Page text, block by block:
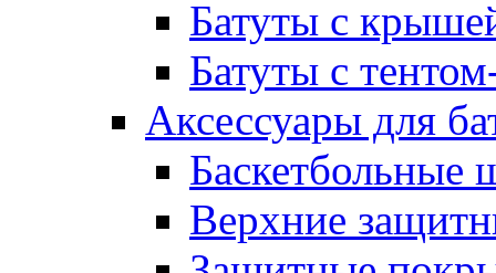
Батуты с
Батуты с
Аксессуары для
Баскетбольные
Верхние